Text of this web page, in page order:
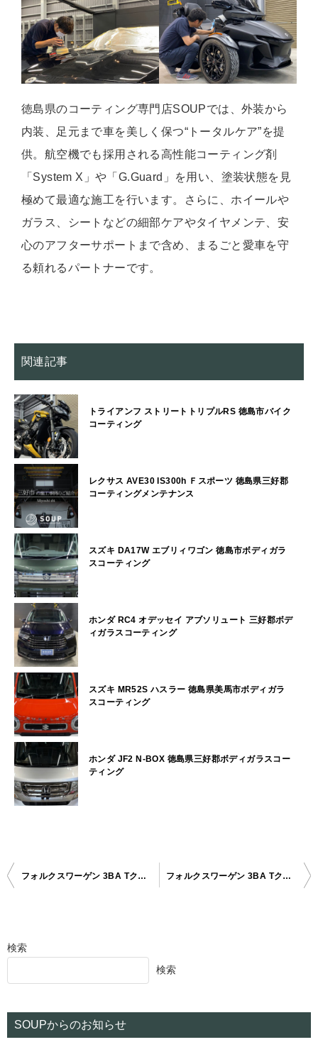
徳島県のコーティング専門店SOUPでは、外装から
内装、足元まで車を美しく保つ“トータルケア”を提
供。航空機でも採用される高性能コーティング剤
「System X」や「G.Guard」を用い、塗装状態を見
極めて最適な施工を行います。さらに、ホイールや
ガラス、シートなどの細部ケアやタイヤメンテ、安
心のアフターサポートまで含め、まるごと愛車を守
る頼れるパートナーです。
関連記事
トライアンフ ストリートトリプルRS 徳島市バイク
コーティング
レクサス AVE30 IS300h Ｆスポーツ 徳島県三好郡
コーティングメンテナンス
スズキ DA17W エブリィワゴン 徳島市ボディガラ
スコーティング
ホンダ RC4 オデッセイ アブソリュート 三好郡ボデ
ィガラスコーティング
スズキ MR52S ハスラー 徳島県美馬市ボディガラ
スコーティング
ホンダ JF2 N-BOX 徳島県三好郡ボディガラスコー
ティング
投
ビ
ョ
フォルクスワーゲン 3BA Tクロス 徳島市ボディガラスコーティング フォルクスワーゲン 3BA Tクロス 徳島市ボディガラスコーティング
検索
検索
SOUPからのお知らせ